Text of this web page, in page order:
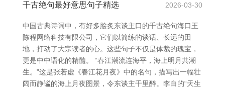
千古绝句最好意思句子精选 2026-03-30
中国古典诗词中，有好多脍炙东谈主口的千古绝句海口王
陈程网络科技有限公司，它们以简练的谈话、长远的田
地，打动了大宗读者的心。这些句子不仅是体裁的瑰宝，
更是中中语化的精髓。 “春江潮流连海平，海上明月共潮
生。”这是张若虚《春江花月夜》中的名句，描写出一幅壮
阔而静谧的海上月夜图景，令东谈主千里醉。李白的“天生